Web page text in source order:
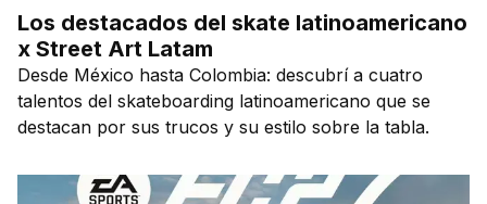
Los destacados del skate latinoamericano
x Street Art Latam
Desde México hasta Colombia: descubrí a cuatro
talentos del skateboarding latinoamericano que se
destacan por sus trucos y su estilo sobre la tabla.